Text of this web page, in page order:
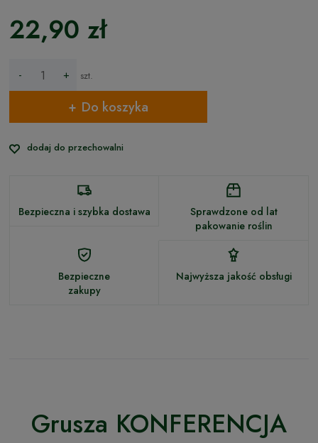
22,90 zł
- + szt.
Do koszyka
dodaj do przechowalni
Bezpieczna i szybka dostawa
Sprawdzone od lat
pakowanie roślin
Bezpieczne
zakupy
Najwyższa jakość obsługi
Grusza KONFERENCJA